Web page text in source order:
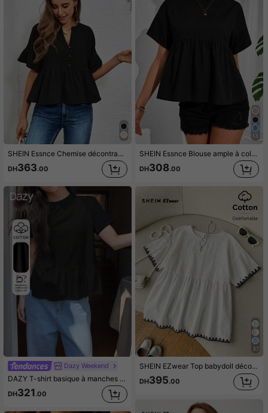
4.91 1.9M Suiveurs
4.91 1.9M Suiveurs
1.9M Suiveurs
SHEIN Essnce Chemise décontractée à demi-patte avec texture et volants pour se détendre à la maison, Top à manches courtes
DH363.00
Dazy Weekend
DAZY T-shirt basique à manches courtes et à volants, col rond, ample et décontracté pour femme
DH321.00
13
SHEIN Essnce Blouse ample à col rond et manches courtes de couleur unie pour femme, tops à manches courtes d'été
DH308.00
37
SHEIN EZwear Top babydoll décontracté en lin blanc tissé 100% coton pour femmes, Top d'été
DH395.00